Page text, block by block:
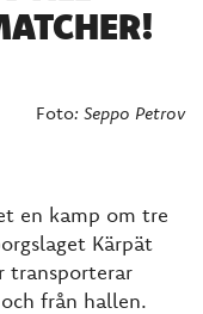
Foto: Seppo Petrov
en kamp om tre
Kärpät
transporterar
från hallen.